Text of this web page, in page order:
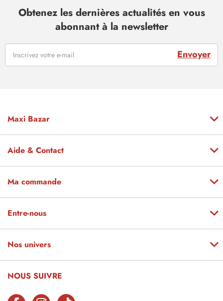
Obtenez les dernières actualités en vous
abonnant à la newsletter
Envoyer
Maxi Bazar
Aide & Contact
Ma commande
Entre-nous
Nos univers
NOUS SUIVRE